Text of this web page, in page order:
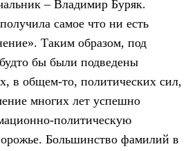
– Владимир Буряк.
самое что ни есть
Таким образом, под
бы были подведены
в общем-то, политических сил,
многих лет успешно
политическую
Большинство фамилий в